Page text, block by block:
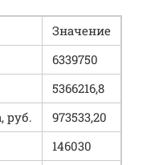
Значение
6339750
5366216,8
руб.
973533,20
146030